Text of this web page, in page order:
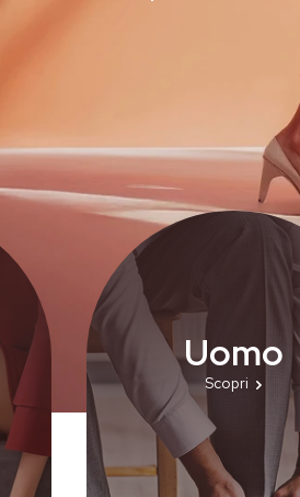
Uomo
Scopri le nostre scarpe
pratiche, eleganti e
Dalle classiche stringate
moderne sneakers,
comfort e stile in ogni
Scopri